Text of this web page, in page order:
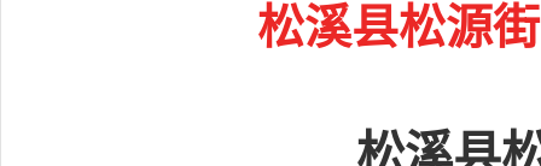
松溪县松源